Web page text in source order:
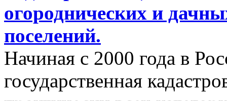
огороднических и
поселений.
Начиная с 2000 года в
государственная